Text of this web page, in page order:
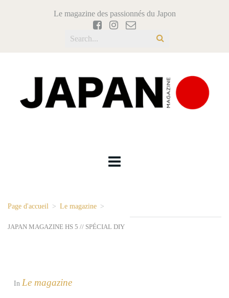
Le magazine des passionnés du Japon
Page d'accueil > Le magazine >
JAPAN MAGAZINE HS 5 // SPÉCIAL DIY
In Le magazine